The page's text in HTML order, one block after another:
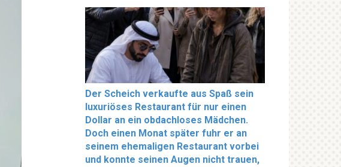
Der Scheich verkaufte aus Spaß sein
luxuriöses Restaurant für nur einen
Dollar an ein obdachloses Mädchen.
Doch einen Monat später fuhr er an
seinem ehemaligen Restaurant vorbei
und konnte seinen Augen nicht trauen,